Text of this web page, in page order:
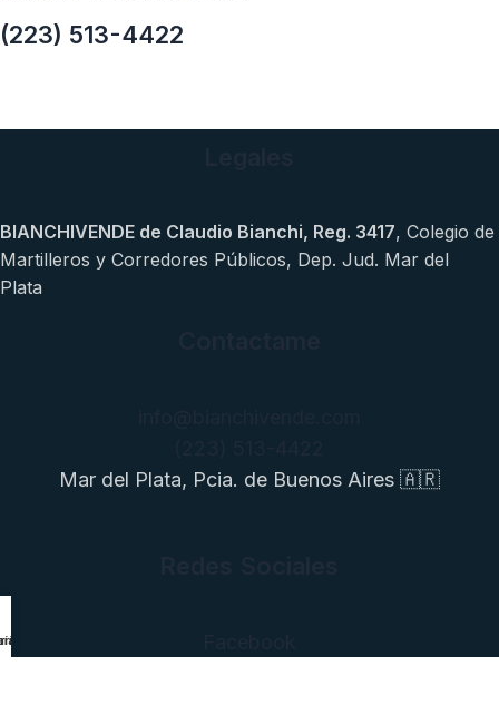
(223) 513-4422
BIANCHIVENDE de Claudio Bianchi, Reg. 3417, Colegio de
Martilleros y Corredores Públicos, Dep. Jud. Mar del
Plata
Mar del Plata, Pcia. de Buenos Aires 🇦🇷
Vender
Comprar